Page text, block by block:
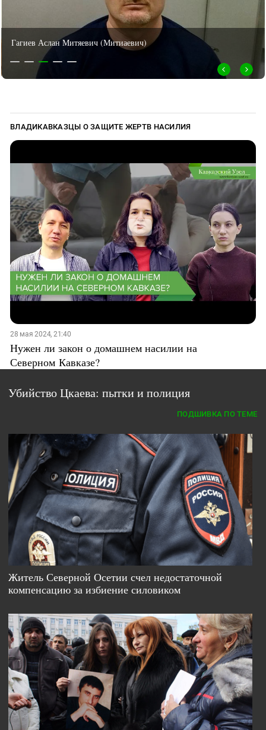
Гагиев Аслан Митяевич (Митиаевич)
ВЛАДИКАВКАЗЦЫ О ЗАЩИТЕ ЖЕРТВ НАСИЛИЯ
28 мая 2024, 21:40
Нужен ли закон о домашнем насилии на
Северном Кавказе?
Убийство Цкаева: пытки и полиция
ПОДШИВКА ПО ТЕМЕ
Житель Северной Осетии счел недостаточной
компенсацию за избиение силовиком